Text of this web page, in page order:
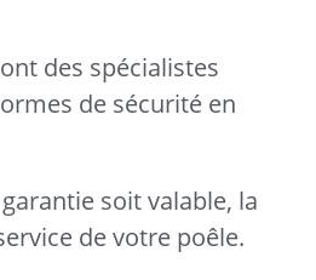
des spécialistes
de sécurité en
soit valable, la
de votre poêle.